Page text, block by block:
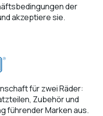
der
akzeptiere sie.
für zwei Räder:
Zubehör und
führender Marken aus.